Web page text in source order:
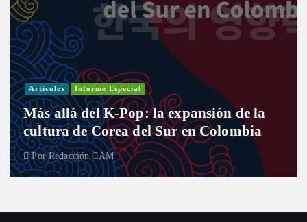
Artículos Informe Especial
Más allá del K-Pop: la expansión de la
cultura de Corea del Sur en Colombia
PorRedacción CAM